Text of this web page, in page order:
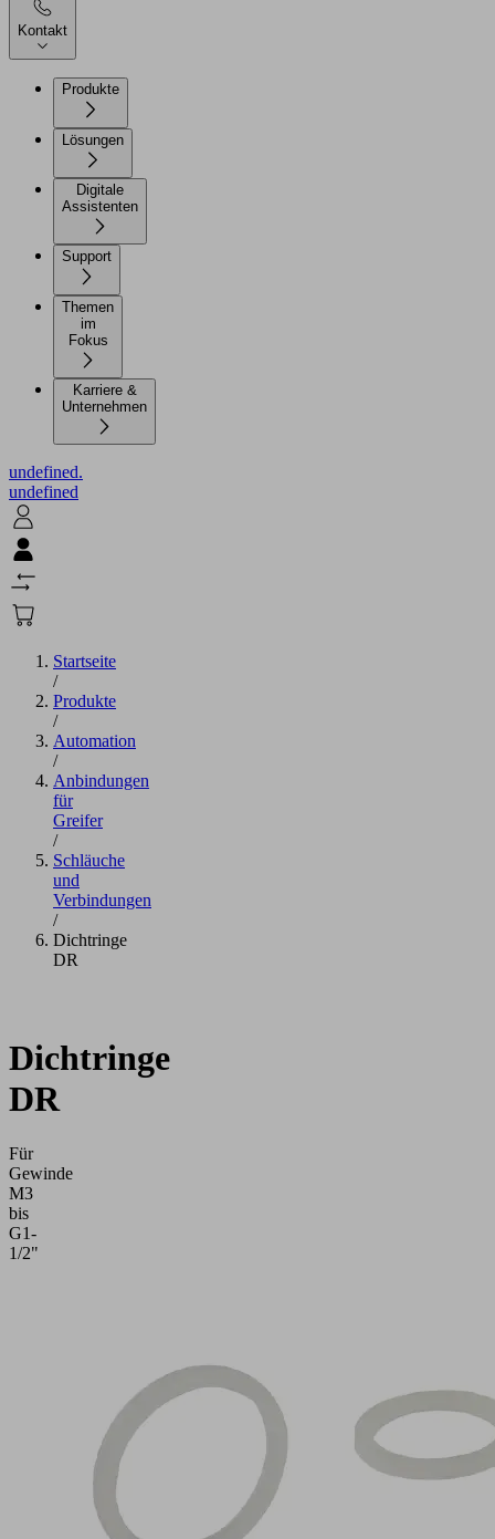
Kontakt
Produkte
Lösungen
Digitale
Assistenten
Support
Themen
im
Karriere &
Unternehmen
undefined.
undefined
Startseite
/
Produkte
/
Automation
/
Anbindungen
für
Greifer
/
Schläuche
und
Verbindungen
/
Dichtringe
DR
Dichtringe
DR
Für
Gewinde
M3
bis
G1-
1/2"
Abdichtung
Anschlussnippeln